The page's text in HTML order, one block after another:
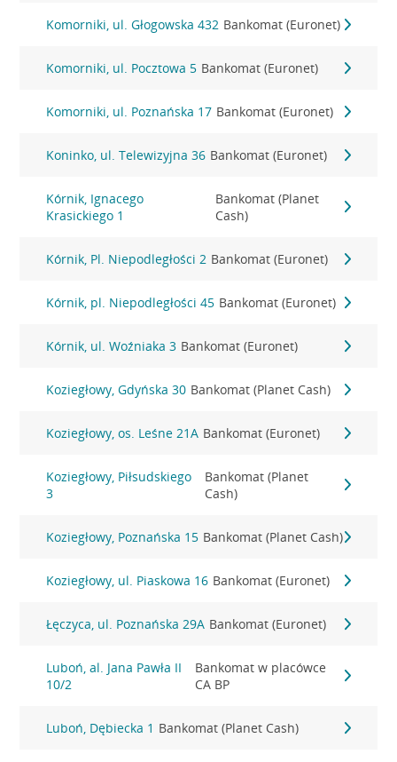
Komorniki, ul. Głogowska 432 Bankomat (Euronet)
Komorniki, ul. Pocztowa 5 Bankomat (Euronet)
Komorniki, ul. Poznańska 17 Bankomat (Euronet)
Koninko, ul. Telewizyjna 36 Bankomat (Euronet)
Kórnik, Ignacego
Krasickiego 1
Bankomat (Planet
Cash)
Kórnik, Pl. Niepodległości 2 Bankomat (Euronet)
Kórnik, pl. Niepodległości 45 Bankomat (Euronet)
Kórnik, ul. Woźniaka 3 Bankomat (Euronet)
Koziegłowy, Gdyńska 30 Bankomat (Planet Cash)
Koziegłowy, os. Leśne 21A Bankomat (Euronet)
Koziegłowy, Piłsudskiego
3
Bankomat (Planet
Cash)
Koziegłowy, Poznańska 15 Bankomat (Planet Cash)
Koziegłowy, ul. Piaskowa 16 Bankomat (Euronet)
Łęczyca, ul. Poznańska 29A Bankomat (Euronet)
Luboń, al. Jana Pawła II
10/2
Bankomat w placówce
CA BP
Luboń, Dębiecka 1 Bankomat (Planet Cash)